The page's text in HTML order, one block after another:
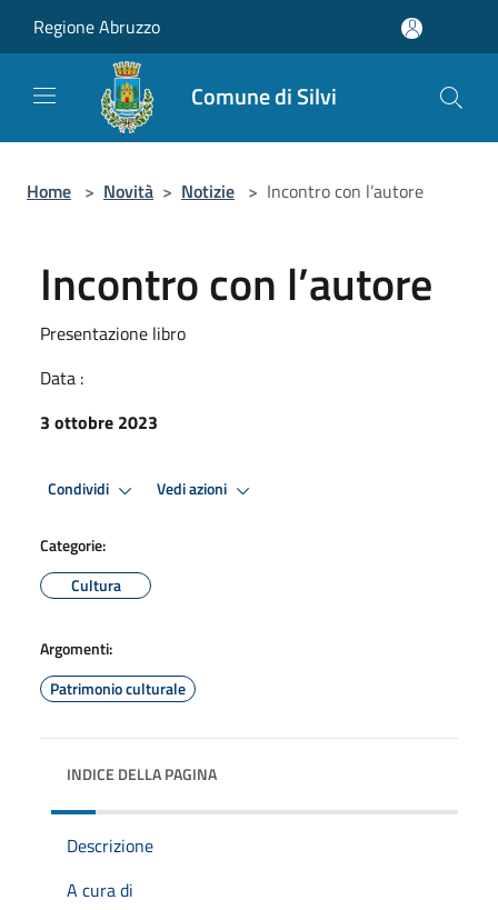
Regione Abruzzo
Comune di Silvi
Home > Novità > Notizie > Incontro con l’autore
Incontro con l’autore
Presentazione libro
Data :
3 ottobre 2023
Condividi Vedi azioni
Categorie:
Cultura
Argomenti:
Patrimonio culturale
INDICE DELLA PAGINA
Descrizione
A cura di